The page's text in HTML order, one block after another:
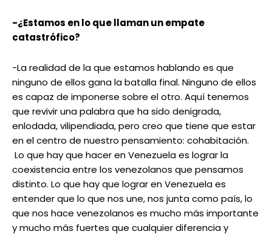
-¿Estamos en lo que llaman un empate
catastrófico?
-La realidad de la que estamos hablando es que
ninguno de ellos gana la batalla final. Ninguno de ellos
es capaz de imponerse sobre el otro. Aquí tenemos
que revivir una palabra que ha sido denigrada,
enlodada, vilipendiada, pero creo que tiene que estar
en el centro de nuestro pensamiento: cohabitación.
Lo que hay que hacer en Venezuela es lograr la
coexistencia entre los venezolanos que pensamos
distinto. Lo que hay que lograr en Venezuela es
entender que lo que nos une, nos junta como país, lo
que nos hace venezolanos es mucho más importante
y mucho más fuertes que cualquier diferencia y